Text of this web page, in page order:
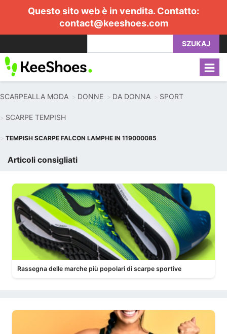
Questo sito web è in vendita. Contatto:
contact@keeshoes.com
SZUKAJ
SCARPEALLA MODA DONNE DA DONNA SPORT
SCARPE TEMPISH
TEMPISH SCARPE FALCON LAMPHE IN 119000085
Articoli consigliati
Rassegna delle marche più popolari di scarpe sportive